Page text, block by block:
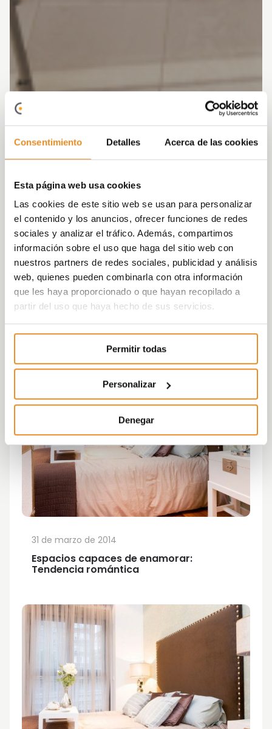
Consentimiento Detalles Acerca de las cookies
Esta página web usa cookies
Las cookies de este sitio web se usan para personalizar
el contenido y los anuncios, ofrecer funciones de redes
sociales y analizar el tráfico. Además, compartimos
información sobre el uso que haga del sitio web con
nuestros partners de redes sociales, publicidad y análisis
web, quienes pueden combinarla con otra información
que les haya proporcionado o que hayan recopilado a
partir del uso que haya hecho de sus servicios.
Permitir todas
Personalizar
Denegar
Espacios capaces de enamorar:
Tendencia romántica
31 de marzo de 2014